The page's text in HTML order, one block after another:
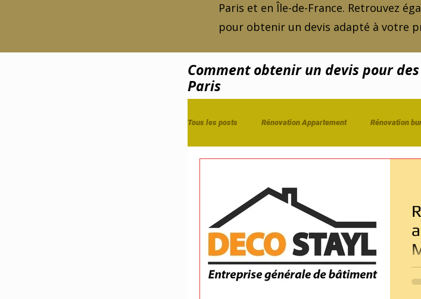
Paris et en Île-de-France. Retrouvez
pour obtenir un devis adapté à votre
Comment obtenir un devis pour
Paris
Tous les posts Rénovation Appartement Rénovation
Entreprise de bâtiment Dépannage & Urgence